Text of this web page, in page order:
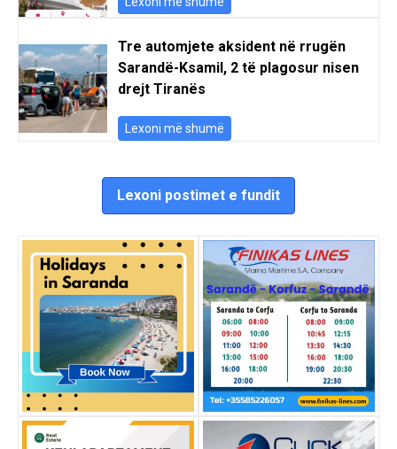
Tre automjete aksident në rrugën
Sarandë-Ksamil, 2 të plagosur nisen
drejt Tiranës
Lexoni më shumë
Lexoni postimet e fundit